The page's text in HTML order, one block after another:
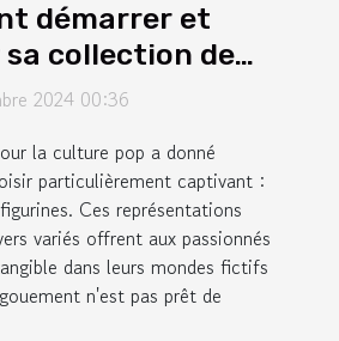
démarrer et
collection de
de culture pop
2024 00:36
la culture pop a donné
particulièrement captivant :
Ces représentations
variés offrent aux passionnés
dans leurs mondes fictifs
n'est pas prêt de